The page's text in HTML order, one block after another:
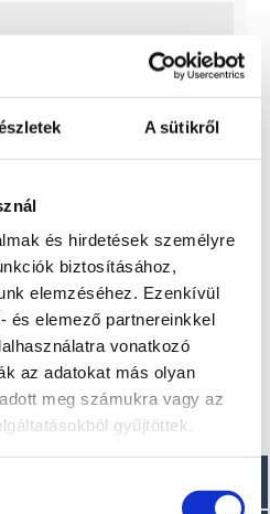
A sütikről
és hirdetések személyre
biztosításához,
elemzéséhez. Ezenkívül
és elemező partnereinkkel
vonatkozó
az adatokat más olyan
meg számukra vagy az
gyűjtöttek.
Érdekel!
kérek!